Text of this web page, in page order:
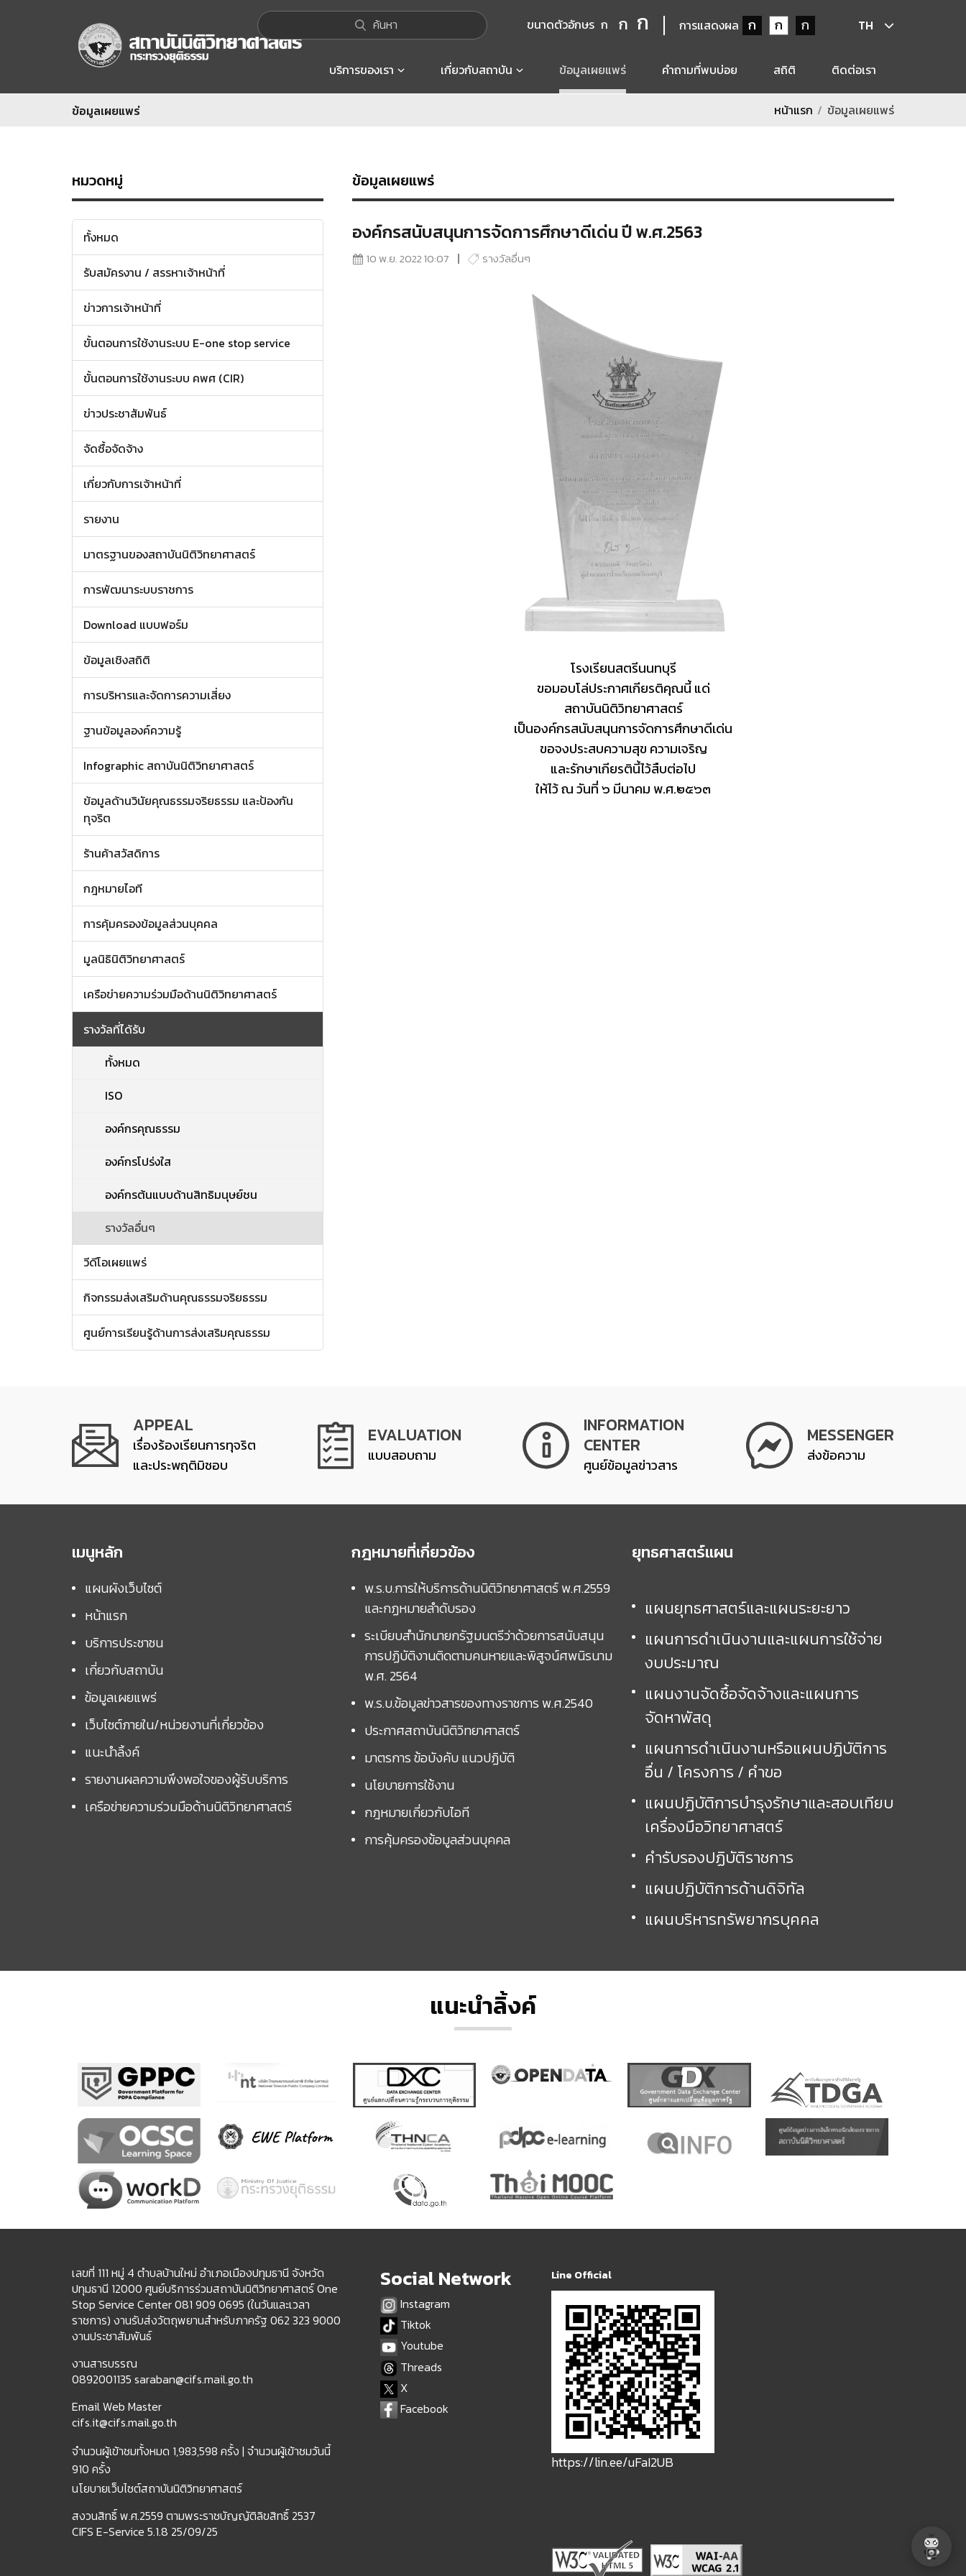
ค้นหา ขนาดตัวอักษร ก ก ก การแสดงผล ก ก ก TH
บริการของเรา เกี่ยวกับสถาบัน ข้อมูลเผยแพร่ คำถามที่พบบ่อย สถิติ ติดต่อเรา
ข้อมูลเผยแพร่ หน้าแรก ข้อมูลเผยแพร่
หมวดหมู่
ทั้งหมด
รับสมัครงาน / สรรหาเจ้าหน้าที่
ข่าวการเจ้าหน้าที่
ขั้นตอนการใช้งานระบบ E-one stop service
ขั้นตอนการใช้งานระบบ คพศ (CIR)
ข่าวประชาสัมพันธ์
จัดซื้อจัดจ้าง
เกี่ยวกับการเจ้าหน้าที่
รายงาน
มาตรฐานของสถาบันนิติวิทยาศาสตร์
การพัฒนาระบบราชการ
Download แบบฟอร์ม
ข้อมูลเชิงสถิติ
การบริหารและจัดการความเสี่ยง
ฐานข้อมูลองค์ความรู้
Infographic สถาบันนิติวิทยาศาสตร์
ข้อมูลด้านวินัยคุณธรรมจริยธรรม และป้องกัน
ทุจริต
ร้านค้าสวัสดิการ
กฎหมายไอที
การคุ้มครองข้อมูลส่วนบุคคล
มูลนิธินิติวิทยาศาสตร์
เครือข่ายความร่วมมือด้านนิติวิทยาศาสตร์
รางวัลที่ได้รับ
ทั้งหมด
ISO
องค์กรคุณธรรม
องค์กรโปร่งใส
องค์กรต้นแบบด้านสิทธิมนุษย์ชน
รางวัลอื่นๆ
วีดีโอเผยแพร่
กิจกรรมส่งเสริมด้านคุณธรรมจริยธรรม
ศูนย์การเรียนรู้ด้านการส่งเสริมคุณธรรม
ข้อมูลเผยแพร่
องค์กรสนับสนุนการจัดการศึกษาดีเด่น ปี พ.ศ.2563
10 พ.ย. 2022 10:07 รางวัลอื่นๆ
โรงเรียนสตรีนนทบุรี
ขอมอบโล่ประกาศเกียรติคุณนี้ แด่
สถาบันนิติวิทยาศาสตร์
เป็นองค์กรสนับสนุนการจัดการศึกษาดีเด่น
ขอจงประสบความสุข ความเจริญ
และรักษาเกียรตินี้ไว้สืบต่อไป
ให้ไว้ ณ วันที่ ๖ มีนาคม พ.ศ.๒๕๖๓
APPEAL
เรื่องร้องเรียนการทุจริต
และประพฤติมิชอบ
EVALUATION
แบบสอบถาม
INFORMATION
CENTER
ศูนย์ข้อมูลข่าวสาร
MESSENGER
ส่งข้อความ
เมนูหลัก
แผนผังเว็บไซต์
หน้าแรก
บริการประชาชน
เกี่ยวกับสถาบัน
ข้อมูลเผยแพร่
เว็บไซต์ภายใน/หน่วยงานที่เกี่ยวข้อง
แนะนำลิ้งค์
รายงานผลความพึงพอใจของผู้รับบริการ
เครือข่ายความร่วมมือด้านนิติวิทยาศาสตร์
กฎหมายที่เกี่ยวข้อง
พ.ร.บ.การให้บริการด้านนิติวิทยาศาสตร์ พ.ศ.2559
และกฏหมายลำดับรอง
ระเบียบสำนักนายกรัฐมนตรีว่าด้วยการสนับสนุน
การปฏิบัติงานติดตามคนหายและพิสูจน์ศพนิรนาม
พ.ศ. 2564
พ.ร.บ.ข้อมูลข่าวสารของทางราชการ พ.ศ.2540
ประกาศสถาบันนิติวิทยาศาสตร์
มาตรการ ข้อบังคับ แนวปฏิบัติ
นโยบายการใช้งาน
กฎหมายเกี่ยวกับไอที
การคุ้มครองข้อมูลส่วนบุคคล
ยุทธศาสตร์แผน
แผนยุทธศาสตร์และแผนระยะยาว
แผนการดำเนินงานและแผนการใช้จ่าย
งบประมาณ
แผนงานจัดซื้อจัดจ้างและแผนการ
จัดหาพัสดุ
แผนการดำเนินงานหรือแผนปฏิบัติการ
อื่น / โครงการ / คำขอ
แผนปฏิบัติการบำรุงรักษาและสอบเทียบ
เครื่องมือวิทยาศาสตร์
คำรับรองปฏิบัติราชการ
แผนปฏิบัติการด้านดิจิทัล
แผนบริหารทรัพยากรบุคคล
แนะนำลิ้งค์
เลขที่ 111 หมู่ 4 ตำบลบ้านใหม่ อำเภอเมืองปทุมธานี จังหวัด
ปทุมธานี 12000 ศูนย์บริการร่วมสถาบันนิติวิทยาศาสตร์ One
Stop Service Center 081 909 0695 (ในวันและเวลา
ราชการ) งานรับส่งวัตถุพยานสำหรับภาครัฐ 062 323 9000
งานประชาสัมพันธ์
งานสารบรรณ
0892001135 saraban@cifs.mail.go.th
Email Web Master
cifs.it@cifs.mail.go.th
จำนวนผู้เข้าชมทั้งหมด 1,983,598 ครั้ง | จำนวนผู้เข้าชมวันนี้
910 ครั้ง
นโยบายเว็บไซต์สถาบันนิติวิทยาศาสตร์
สงวนสิทธิ์ พ.ศ.2559 ตามพระราชบัญญัติลิขสิทธิ์ 2537
CIFS E-Service 5.1.8 25/09/25
Social Network
Instagram
Tiktok
Youtube
Threads
X
Facebook
Line Official
https://lin.ee/uFaI2UB